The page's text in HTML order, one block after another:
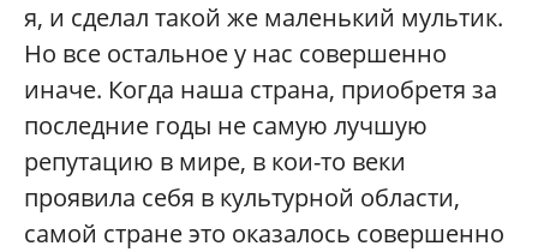
я, и сделал такой же маленький мультик.
Но все остальное у нас совершенно
иначе. Когда наша страна, приобретя за
последние годы не самую лучшую
репутацию в мире, в кои-то веки
проявила себя в культурной области,
самой стране это оказалось совершенно